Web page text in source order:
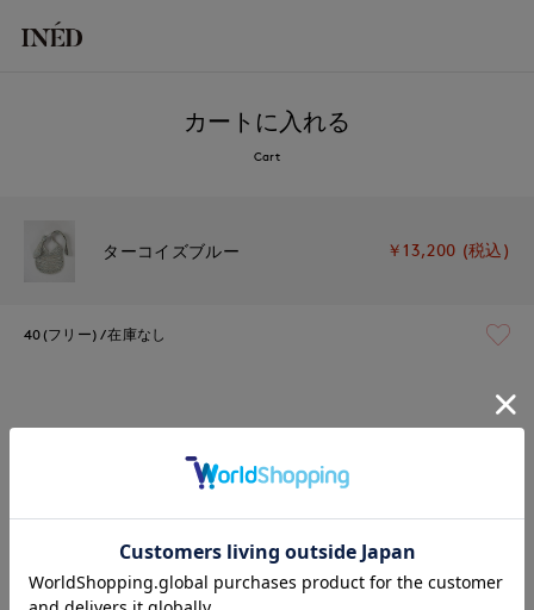
カートに入れる
Cart
ターコイズブルー ￥13,200 (税込)
40(フリー) 在庫なし